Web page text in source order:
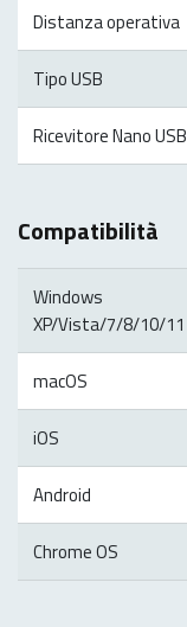
Distanza operativa
Tipo USB
Ricevitore Nano USB
Compatibilità
Windows
XP/Vista/7/8/10/11
macOS
iOS
Android
Chrome OS